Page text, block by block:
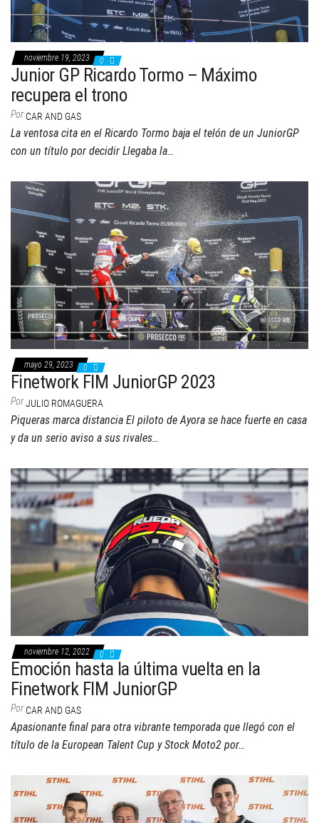
noviembre 19, 2023 0
Junior GP Ricardo Tormo – Máximo
recupera el trono
Por CAR AND GAS
La ventosa cita en el Ricardo Tormo baja el telón de un JuniorGP
con un título por decidir Llegaba la…
mayo 29, 2023 0
Finetwork FIM JuniorGP 2023
PorJULIO ROMAGUERA
Piqueras marca distancia El piloto de Ayora se hace fuerte en casa
y da un serio aviso a sus rivales…
noviembre 12, 2022 0
Emoción hasta la última vuelta en la
Finetwork FIM JuniorGP
Por CAR AND GAS
Apasionante final para otra vibrante temporada que llegó con el
título de la European Talent Cup y Stock Moto2 por…